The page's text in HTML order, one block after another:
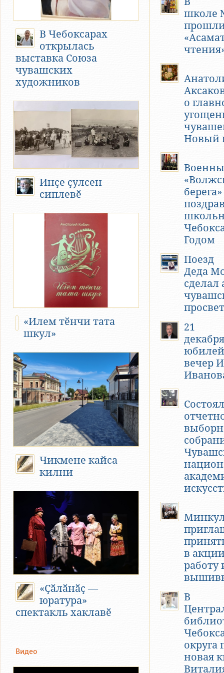
В Чебоксарах
открылась
выставка Союза
чувашских
художников
Инҫе ҫулсен
сиплевӗ
«Илем тӗнчи тата
шкул»
Чикмене кайса
килни
«Ҫӑлӑнӑҫ —
юратура»
спектакль хаклавӗ
Видео
школе
о
Новый
берега»
Годом
Поезд
Деда
сделал
21
вечер
в
работу
В
округа
новая